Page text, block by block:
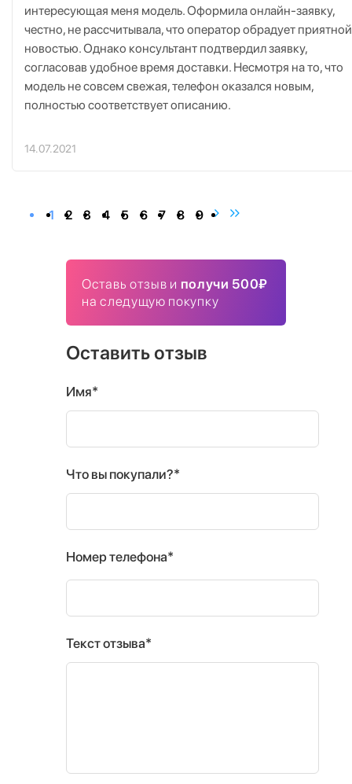
интересующая меня модель. Оформила онлайн-заявку,
честно, не рассчитывала, что оператор обрадует приятной
новостью. Однако консультант подтвердил заявку,
согласовав удобное время доставки. Несмотря на то, что
модель не совсем свежая, телефон оказался новым,
полностью соответствует описанию.
14.07.2021
1 2 3 4 5 6 7 8 9
Оставь отзыв и получи 500₽
на следущую покупку
Оставить отзыв
Имя*
Что вы покупали?*
Номер телефона*
Текст отзыва*